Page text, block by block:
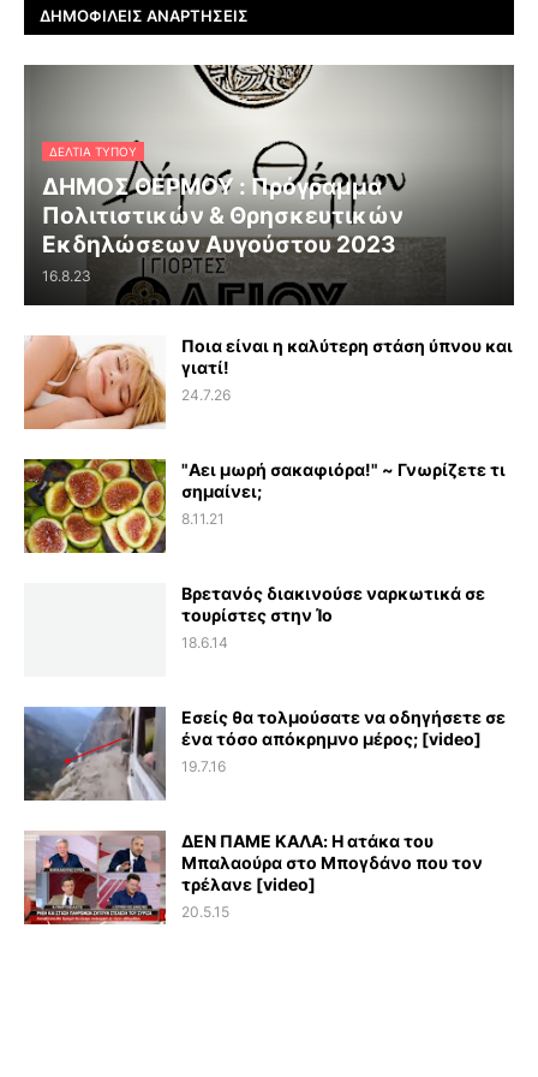
ΔΗΜΟΦΙΛΕΊΣ ΑΝΑΡΤΉΣΕΙΣ
ΔΕΛΤΊΑ ΤΎΠΟΥ
ΔΗΜΟΣ ΘΕΡΜΟΥ : Πρόγραμμα
Πολιτιστικών & Θρησκευτικών
Εκδηλώσεων Αυγούστου 2023
16.8.23
Ποια είναι η καλύτερη στάση ύπνου και
γιατί!
24.7.26
"Αει μωρή σακαφιόρα!" ~ Γνωρίζετε τι
σημαίνει;
8.11.21
Βρετανός διακινούσε ναρκωτικά σε
τουρίστες στην Ίο
18.6.14
Εσείς θα τολμούσατε να οδηγήσετε σε
ένα τόσο απόκρημνο μέρος; [video]
19.7.16
ΔΕΝ ΠΑΜΕ ΚΑΛΑ: Η ατάκα του
Μπαλαούρα στο Μπογδάνο που τον
τρέλανε [video]
20.5.15